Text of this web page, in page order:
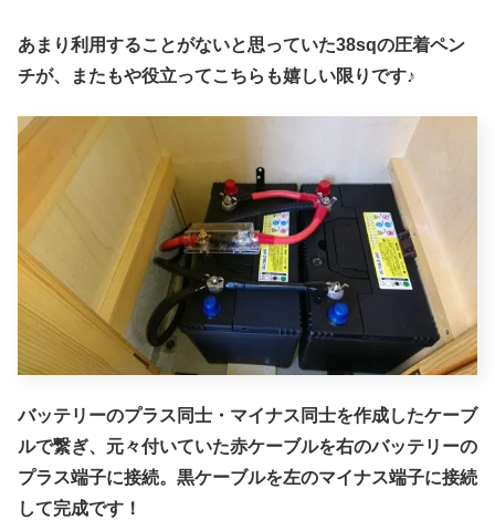
あまり利用することがないと思っていた38sqの圧着ペン
チが、またもや役立ってこちらも嬉しい限りです♪
バッテリーのプラス同士・マイナス同士を作成したケーブ
ルで繋ぎ、元々付いていた赤ケーブルを右のバッテリーの
プラス端子に接続。黒ケーブルを左のマイナス端子に接続
して完成です！